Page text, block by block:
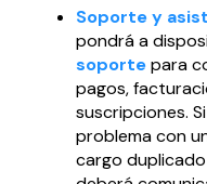
Soporte y
pondrá a
soportepara
pagos,
suscripciones.
problema con
cargo